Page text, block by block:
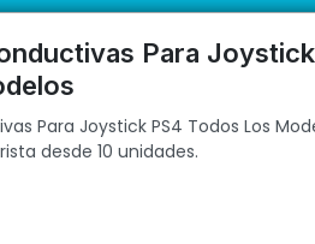
Joystick PS4 Todos Los Modelos
Para
Para Joystick PS4 Todos Los
desde 10 unidades.
Envíos rápidos a todo el país | 🛡️